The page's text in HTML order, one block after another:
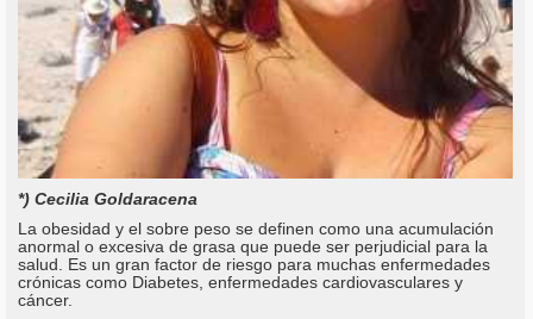
*) Cecilia Goldaracena
La obesidad y el sobre peso se definen como una acumulación
anormal o excesiva de grasa que puede ser perjudicial para la
salud. Es un gran factor de riesgo para muchas enfermedades
crónicas como Diabetes, enfermedades cardiovasculares y
cáncer.